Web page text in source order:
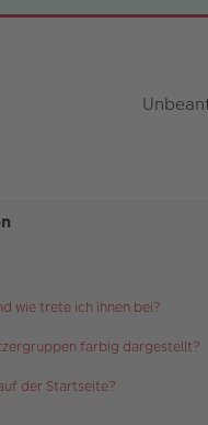
wie trete ich ihnen bei?
farbig dargestellt?
der Startseite?